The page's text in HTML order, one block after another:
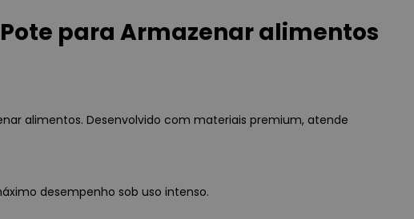
– Pote para Armazenar alimentos
alimentos. Desenvolvido com materiais premium, atende
desempenho sob uso intenso.